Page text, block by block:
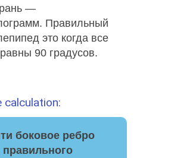
—
Правильный
это когда все
90 градусов.
calculation:
боковое ребро
правильного